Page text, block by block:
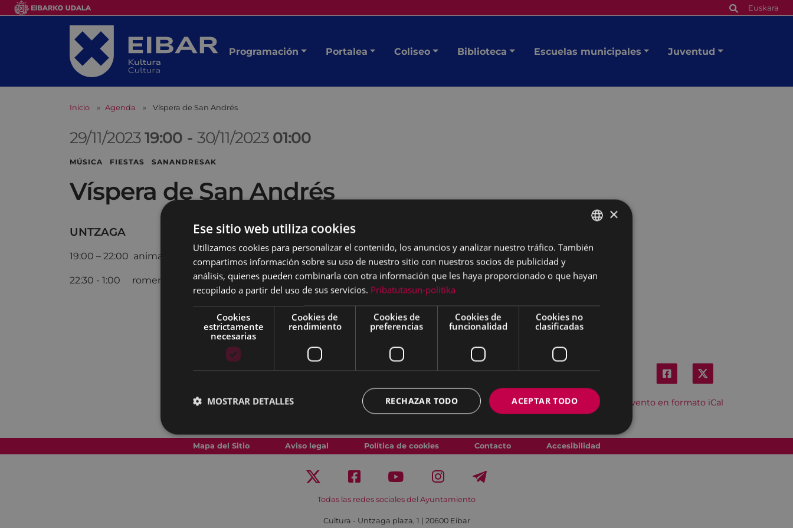
Euskara
Programación Portalea Coliseo Biblioteca Escuelas municipales Juventud
Inicio Agenda Víspera de San Andrés
29/11/202319:00 - 30/11/2023 01:00
MÚSICA FIESTAS SANANDRESAK
Víspera de San Andrés
UNTZAGA
Descargar el evento en formato iCal
19:00 – 22:00 animación por las calles con elektrotxaranga .
22:30 - 1:00 romería con el grupoLaket.
Mapa del Sitio Aviso legal Política de cookies Contacto Accesibilidad
Todas las redes sociales del Ayuntamiento
Cultura - Untzaga plaza, 1 | 20600 Eibar
BASQUE
×
Ese sitio web utiliza cookies
Utilizamos cookies para personalizar el contenido, los anuncios y analizar nuestro tráfico. También
compartimos información sobre su uso de nuestro sitio con nuestros socios de publicidad y
análisis, quienes pueden combinarla con otra información que les haya proporcionado o que hayan
recopilado a partir del uso de sus servicios. Pribatutasun-politika
Cookies
estrictamente
necesarias
Cookies de
rendimiento
Cookies de
preferencias
Cookies de
funcionalidad
Cookies no
clasificadas
ACEPTAR TODO
RECHAZAR TODO
MOSTRAR DETALLES